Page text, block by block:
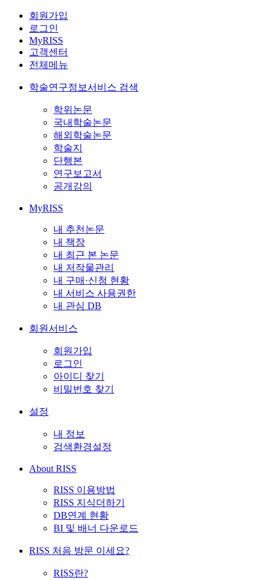
회원가입
로그인
MyRISS
고객센터
전체메뉴
학술연구정보서비스 검색
학위논문
국내학술논문
해외학술논문
학술지
단행본
연구보고서
공개강의
MyRISS
내 추천논문
내 책장
내 최근 본 논문
내 저작물관리
내 구매·신청 현황
내 서비스 사용권한
내 관심 DB
회원서비스
회원가입
로그인
아이디 찾기
비밀번호 찾기
설정
내 정보
검색환경설정
About RISS
RISS 이용방법
RISS 지식더하기
DB연계 현황
BI 및 배너 다운로드
RISS 처음 방문 이세요?
RISS란?